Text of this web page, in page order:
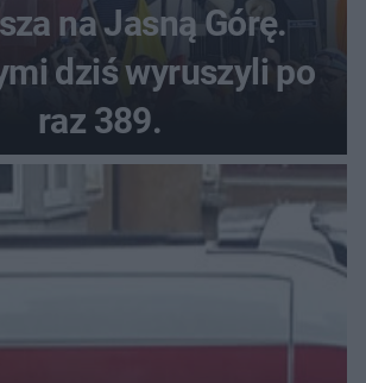
na Jasną Górę.
dziś wyruszyli po
raz 389.